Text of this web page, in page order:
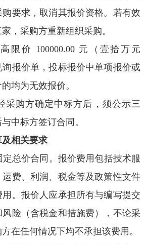
要求，取消其报价资格。若有效
，采购方重新组织采购。
限价 100000.00 元（壹拾万元
报价单，投标报价中单项报价或
均为无效报价。
采购方确定中标方后，须公示三
中标方签订合同。
相关要求
定总价合同。报价费用包括技术服
费、利润、税金等及政策性文件
。报价人应承担所有与编写提交
险（含税金和措施费），不论采
在任何情况下均不承担该费用。